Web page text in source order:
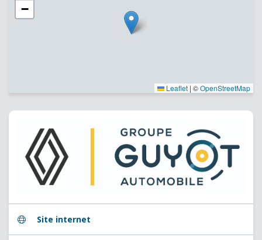
−
Leaflet | ©OpenStreetMap
Site internet